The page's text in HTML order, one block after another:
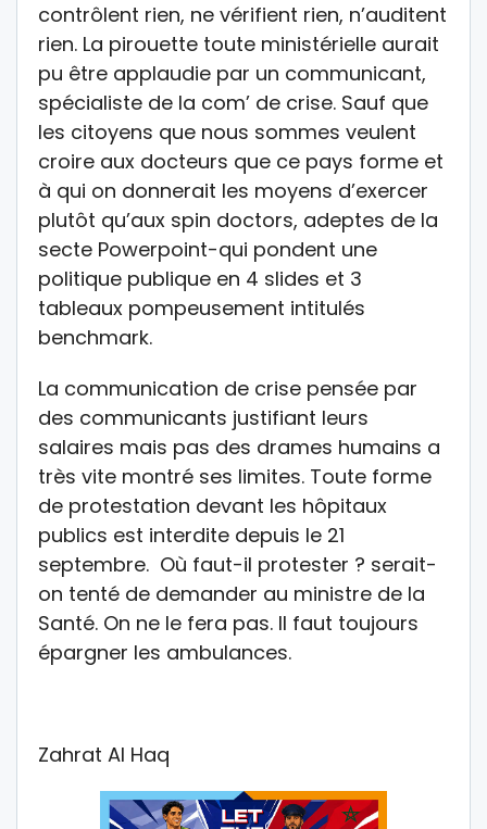
contrôlent rien, ne vérifient rien, n’auditent
rien. La pirouette toute ministérielle aurait
pu être applaudie par un communicant,
spécialiste de la com’ de crise. Sauf que
les citoyens que nous sommes veulent
croire aux docteurs que ce pays forme et
à qui on donnerait les moyens d’exercer
plutôt qu’aux spin doctors, adeptes de la
secte Powerpoint-qui pondent une
politique publique en 4 slides et 3
tableaux pompeusement intitulés
benchmark.
La communication de crise pensée par
des communicants justifiant leurs
salaires mais pas des drames humains a
très vite montré ses limites. Toute forme
de protestation devant les hôpitaux
publics est interdite depuis le 21
septembre. Où faut-il protester ? serait-
on tenté de demander au ministre de la
Santé. On ne le fera pas. Il faut toujours
épargner les ambulances.
Zahrat Al Haq